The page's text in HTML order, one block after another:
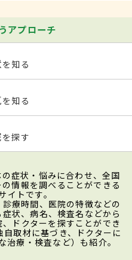
アプローチ
を知る
を知る
を探す
症状・悩みに合わせ、全国
情報を調べることができる
イトです。
療時間、医院の特徴などの
状、病名、検査名などから
ドクターを探すことができ
取材に基づき、ドクターに
療・検査など）も紹介。